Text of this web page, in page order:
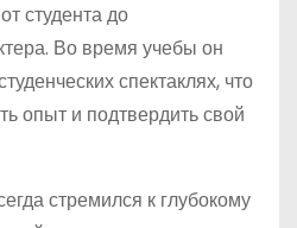
студента до
Во время учебы он
спектаклях, что
опыт и подтвердить свой
стремился к глубокому